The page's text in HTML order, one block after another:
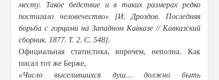
месту. Такое бедствие и в таких размерах редко
постигало человечество» [И. Дроздов. Последняя
борьба с горцами на Западном Кавказе // Кавказский
сборник. 1877. Т. 2. С. 548].
Официальная статистика, впрочем, неполна. Как
писал тот же Берже,
«Число выселившихся душ… должно быть